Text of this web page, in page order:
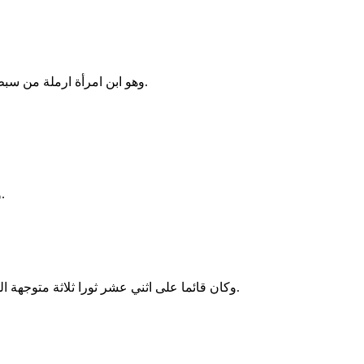
وهو ابن امرأة ارملة من سبط نفتالي وابوه رجل صوري نحّاس وكان ممتلئا حكمة وفهما ومعرفة لعمل كل عمل في النحاس. فأتى الى الملك سليمان وعمل كل عمله.
وكذلك التاجان اللذان على العمودين من عند البطن الذي من جهة الشبكة صاعدا. والرمانات مئتان على صفوف مستديرة على التاج الثاني.
وكان قائما على اثني عشر ثورا ثلاثة متوجهة الى الشمال وثلاثة متوجهة الى الغرب وثلاثة متوجهة الى الجنوب وثلاثة متوجهة الى الشرق. والبحر عليها من فوق وجميع اعجازها الى داخل.